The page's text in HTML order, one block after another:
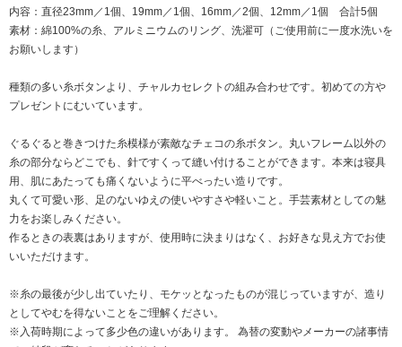
内容：直径23mm／1個、19mm／1個、16mm／2個、12mm／1個 合計5個
素材：綿100%の糸、アルミニウムのリング、洗濯可（ご使用前に一度水洗いを
お願いします）
種類の多い糸ボタンより、チャルカセレクトの組み合わせです。初めての方や
プレゼントにむいています。
ぐるぐると巻きつけた糸模様が素敵なチェコの糸ボタン。丸いフレーム以外の
糸の部分ならどこでも、針ですくって縫い付けることができます。本来は寝具
用、肌にあたっても痛くないように平べったい造りです。
丸くて可愛い形、足のないゆえの使いやすさや軽いこと。手芸素材としての魅
力をお楽しみください。
作るときの表裏はありますが、使用時に決まりはなく、お好きな見え方でお使
いいただけます。
※糸の最後が少し出ていたり、モケッとなったものが混じっていますが、造り
としてやむを得ないことをご理解ください。
※入荷時期によって多少色の違いがあります。 為替の変動やメーカーの諸事情